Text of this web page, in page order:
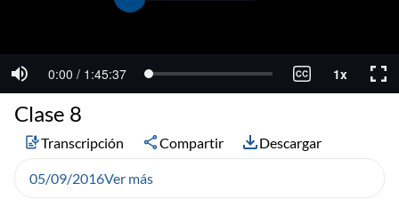
Clase 8
Transcripción Compartir Descargar
05/09/2016Ver más